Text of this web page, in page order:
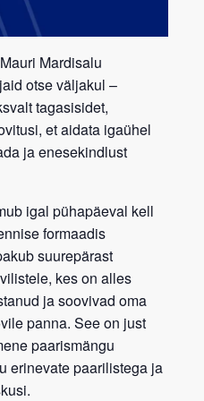
Mauri Mardisalu
otse väljakul –
tagasisidet,
, et aidata igaühel
ja enesekindlust
igal pühapäeval kell
formaadis
suurepärast
kes on alles
ja soovivad oma
panna. See on just
paarismängu
erinevate paarilistega ja